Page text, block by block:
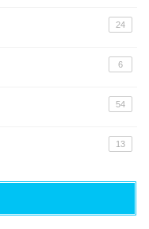
24
6
54
13